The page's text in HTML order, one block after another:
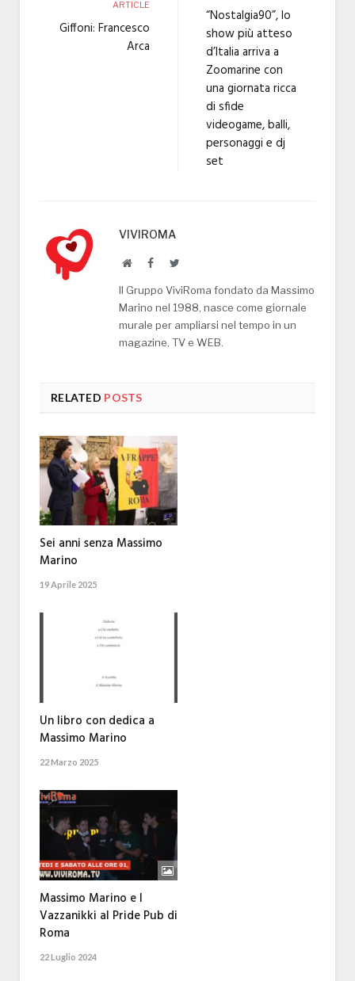
ARTICLE
Giffoni: Francesco
Arca
“Nostalgia90”, lo
show più atteso
d’Italia arriva a
Zoomarine con
una giornata ricca
di sfide
videogame, balli,
personaggi e dj
set
VIVIROMA
WebsiteFacebookTwitter
Il Gruppo ViviRoma fondato da Massimo
Marino nel 1988, nasce come giornale
murale per ampliarsi nel tempo in un
magazine, TV e WEB.
RELATED POSTS
Sei anni senza Massimo
Marino
19 Aprile 2025
Un libro con dedica a
Massimo Marino
22 Marzo 2025
Massimo Marino e I
Vazzanikki al Pride Pub di
Roma
22 Luglio 2024